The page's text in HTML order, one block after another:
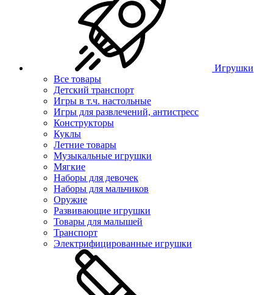
Игрушки
Все товары
Детский транспорт
Игры в т.ч. настольные
Игры для развлечений, антистресс
Конструкторы
Куклы
Летние товары
Музыкальные игрушки
Мягкие
Наборы для девочек
Наборы для мальчиков
Оружие
Развивающие игрушки
Товары для малышей
Транспорт
Электрифицированные игрушки